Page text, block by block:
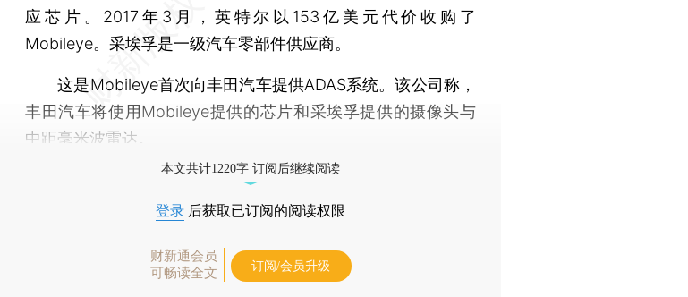
应芯片。2017年3月，英特尔以153亿美元代价收购了
Mobileye。采埃孚是一级汽车零部件供应商。
这是Mobileye首次向丰田汽车提供ADAS系统。该公司称，
丰田汽车将使用Mobileye提供的芯片和采埃孚提供的摄像头与
中距毫米波雷达。
本文共计1220字 订阅后继续阅读
登录 后获取已订阅的阅读权限
财新通会员
可畅读全文
订阅/会员升级